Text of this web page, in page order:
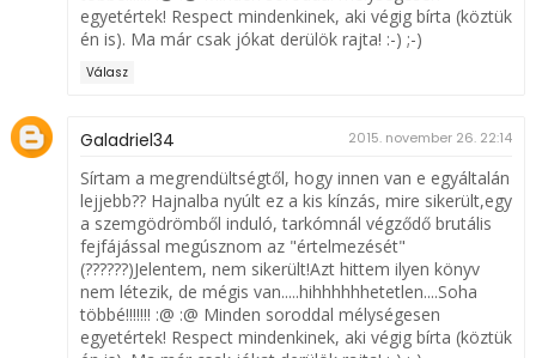
egyetértek! Respect mindenkinek, aki végig bírta (köztük
én is). Ma már csak jókat derülök rajta! :-) ;-)
Válasz
Galadriel34 2015. november 26. 22:14
Sírtam a megrendültségtől, hogy innen van e egyáltalán
lejjebb?? Hajnalba nyúlt ez a kis kínzás, mire sikerült,egy
a szemgödrömből induló, tarkómnál végződő brutális
fejfájással megúsznom az "értelmezését"
(??????)Jelentem, nem sikerült!Azt hittem ilyen könyv
nem létezik, de mégis van.....hihhhhhhetetlen....Soha
többé!!!!!!! :@ :@ Minden soroddal mélységesen
egyetértek! Respect mindenkinek, aki végig bírta (köztük